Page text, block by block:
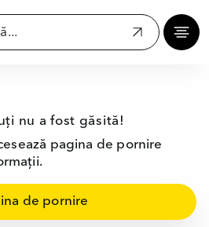
nu a fost găsită!
pagina de pornire
de pornire